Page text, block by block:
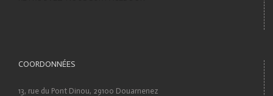
COORDONNÉES
13, rue du Pont Dinou, 29100 Douarnenez